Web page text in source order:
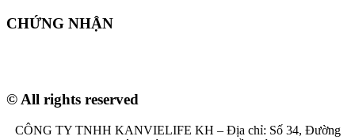
CHỨNG NHẬN
© All rights reserved
CÔNG TY TNHH KANVIELIFE KH – Địa chỉ: Số 34, Đường